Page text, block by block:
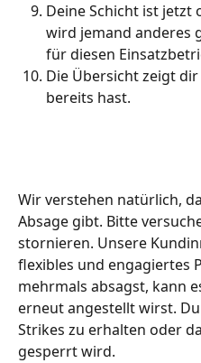
Deine Schicht ist jetzt
wird jemand anderes
für diesen
Die Übersicht zeigt
bereits hast.
Wir verstehen natürlich,
Absage gibt. Bitte
stornieren. Unsere
flexibles und engagiertes
mehrmals absagst, kann
erneut angestellt wirst.
Strikes zu erhalten oder
gesperrt wird.